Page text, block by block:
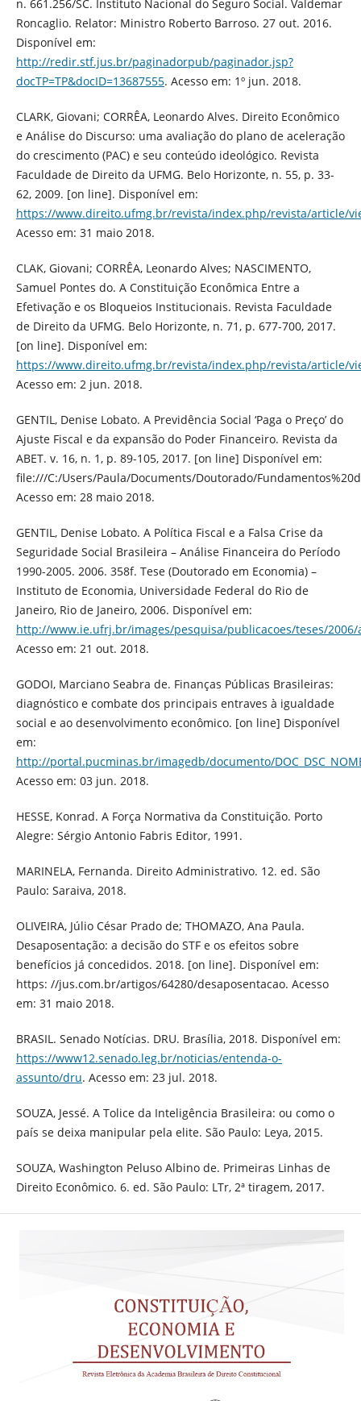
n. 661.256/SC. Instituto Nacional do Seguro Social. Valdemar
Roncaglio. Relator: Ministro Roberto Barroso. 27 out. 2016.
Disponível em:
http://redir.stf.jus.br/paginadorpub/paginador.jsp?
docTP=TP&docID=13687555. Acesso em: 1º jun. 2018.
CLARK, Giovani; CORRÊA, Leonardo Alves. Direito Econômico
e Análise do Discurso: uma avaliação do plano de aceleração
do crescimento (PAC) e seu conteúdo ideológico. Revista
Faculdade de Direito da UFMG. Belo Horizonte, n. 55, p. 33-
62, 2009. [on line]. Disponível em:
https://www.direito.ufmg.br/revista/index.php/revista/article/
Acesso em: 31 maio 2018.
CLAK, Giovani; CORRÊA, Leonardo Alves; NASCIMENTO,
Samuel Pontes do. A Constituição Econômica Entre a
Efetivação e os Bloqueios Institucionais. Revista Faculdade
de Direito da UFMG. Belo Horizonte, n. 71, p. 677-700, 2017.
[on line]. Disponível em:
https://www.direito.ufmg.br/revista/index.php/revista/article/
Acesso em: 2 jun. 2018.
GENTIL, Denise Lobato. A Previdência Social ‘Paga o Preço’ do
Ajuste Fiscal e da expansão do Poder Financeiro. Revista da
ABET. v. 16, n. 1, p. 89-105, 2017. [on line] Disponível em:
file:///C:/Users/Paula/Documents/Doutorado/
Acesso em: 28 maio 2018.
GENTIL, Denise Lobato. A Política Fiscal e a Falsa Crise da
Seguridade Social Brasileira – Análise Financeira do Período
1990-2005. 2006. 358f. Tese (Doutorado em Economia) –
Instituto de Economia, Universidade Federal do Rio de
Janeiro, Rio de Janeiro, 2006. Disponível em:
http://www.ie.ufrj.br/images/pesquisa/publicacoes/teses/2006/
Acesso em: 21 out. 2018.
GODOI, Marciano Seabra de. Finanças Públicas Brasileiras:
diagnóstico e combate dos principais entraves à igualdade
social e ao desenvolvimento econômico. [on line] Disponível
em:
http://portal.pucminas.br/imagedb/documento/
Acesso em: 03 jun. 2018.
HESSE, Konrad. A Força Normativa da Constituição. Porto
Alegre: Sérgio Antonio Fabris Editor, 1991.
MARINELA, Fernanda. Direito Administrativo. 12. ed. São
Paulo: Saraiva, 2018.
OLIVEIRA, Júlio César Prado de; THOMAZO, Ana Paula.
Desaposentação: a decisão do STF e os efeitos sobre
benefícios já concedidos. 2018. [on line]. Disponível em:
https: //jus.com.br/artigos/64280/desaposentacao. Acesso
em: 31 maio 2018.
BRASIL. Senado Notícias. DRU. Brasília, 2018. Disponível em:
https://www12.senado.leg.br/noticias/entenda-o-
assunto/dru. Acesso em: 23 jul. 2018.
SOUZA, Jessé. A Tolice da Inteligência Brasileira: ou como o
país se deixa manipular pela elite. São Paulo: Leya, 2015.
SOUZA, Washington Peluso Albino de. Primeiras Linhas de
Direito Econômico. 6. ed. São Paulo: LTr, 2ª tiragem, 2017.